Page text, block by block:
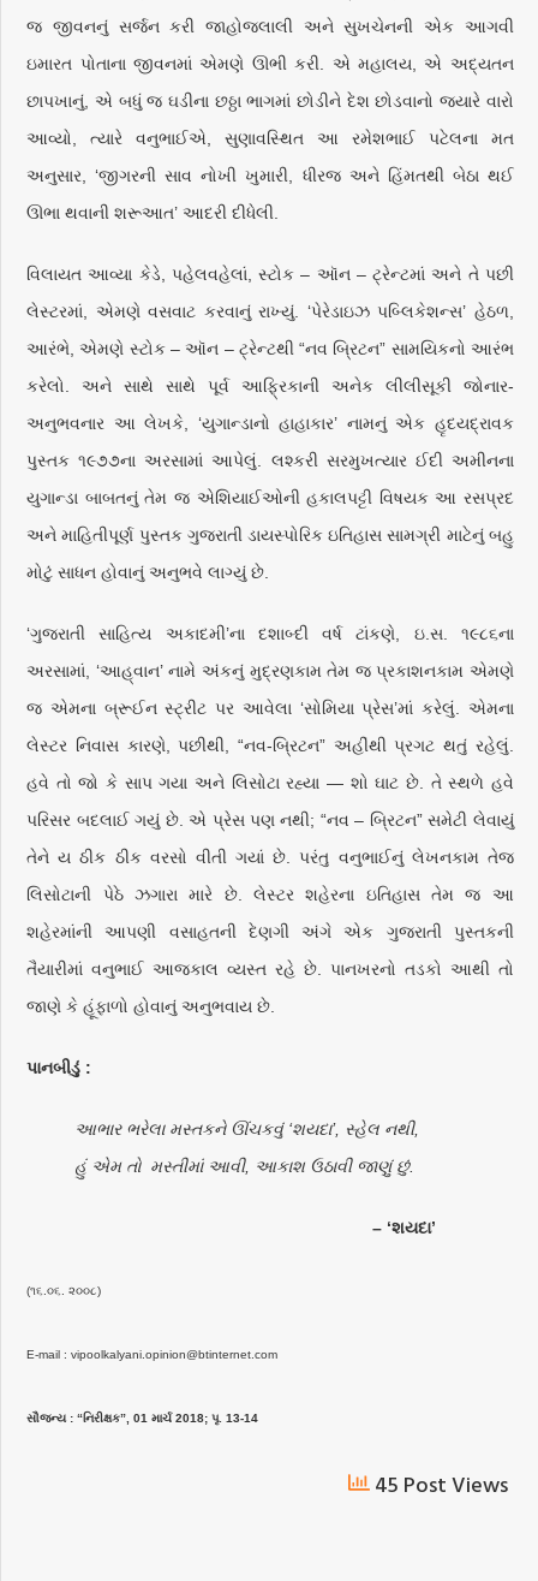
જ જીવનનું સર્જન કરી જાહોજલાલી અને સુખચેનની એક આગવી
ઇમારત પોતાના જીવનમાં એમણે ઊભી કરી. એ મહાલય, એ અદ્યતન
છાપખાનું, એ બધું જ ઘડીના છઠ્ઠા ભાગમાં છોડીને દેશ છોડવાનો જ્યારે વારો
આવ્યો, ત્યારે વનુભાઈએ, સુણાવસ્થિત આ રમેશભાઈ પટેલના મત
અનુસાર, ‘જીગરની સાવ નોખી ખુમારી, ધીરજ અને હિંમતથી બેઠા થઈ
ઊભા થવાની શરૂઆત’ આદરી દીધેલી.
વિલાયત આવ્યા કેડે, પહેલવહેલાં, સ્ટોક – ઑન – ટ્રેન્ટમાં અને તે પછી
લેસ્ટરમાં, એમણે વસવાટ કરવાનું રાખ્યું. ‘પેરેડાઇઝ પબ્લિકેશન્સ’ હેઠળ,
આરંભે, એમણે સ્ટોક – ઑન – ટ્રેન્ટથી “નવ બ્રિટન” સામયિકનો આરંભ
કરેલો. અને સાથે સાથે પૂર્વ આફ્રિકાની અનેક લીલીસૂકી જોનાર-
અનુભવનાર આ લેખકે, ‘યુગાન્ડાનો હાહાકાર’ નામનું એક હૃદયદ્રાવક
પુસ્તક ૧૯૭૭ના અરસામાં આપેલું. લશ્કરી સરમુખત્યાર ઈદી અમીનના
યુગાન્ડા બાબતનું તેમ જ એશિયાઈઓની હકાલપટ્ટી વિષયક આ રસપ્રદ
અને માહિતીપૂર્ણ પુસ્તક ગુજરાતી ડાયસ્પોરિક ઇતિહાસ સામગ્રી માટેનું બહુ
મોટું સાધન હોવાનું અનુભવે લાગ્યું છે.
‘ગુજરાતી સાહિત્ય અકાદમી’ના દશાબ્દી વર્ષ ટાંકણે, ઇ.સ. ૧૯૮૬ના
અરસામાં, ‘આહ્‌વાન’ નામે અંકનું મુદ્રણકામ તેમ જ પ્રકાશનકામ એમણે
જ એમના બ્રૂઈન સ્ટ્રીટ પર આવેલા ‘સોમિયા પ્રેસ’માં કરેલું. એમના
લેસ્ટર નિવાસ કારણે, પછીથી, “નવ-બ્રિટન” અહીંથી પ્રગટ થતું રહેલું.
હવે તો જો કે સાપ ગયા અને લિસોટા રહ્યા — શો ઘાટ છે. તે સ્થળે હવે
પરિસર બદલાઈ ગયું છે. એ પ્રેસ પણ નથી; “નવ – બ્રિટન” સમેટી લેવાયું
તેને ય ઠીક ઠીક વરસો વીતી ગયાં છે. પરંતુ વનુભાઈનું લેખનકામ તેજ
લિસોટાની પેઠે ઝગારા મારે છે. લેસ્ટર શહેરના ઇતિહાસ તેમ જ આ
શહેરમાંની આપણી વસાહતની દેણગી અંગે એક ગુજરાતી પુસ્તકની
તૈયારીમાં વનુભાઈ આજકાલ વ્યસ્ત રહે છે. પાનખરનો તડકો આથી તો
જાણે કે હૂંફાળો હોવાનું અનુભવાય છે.
પાનબીડું :
આભાર ભરેલા મસ્તકને ઊંચકવું ‘શયદા’, સ્હેલ નથી,
હું એમ તો મસ્તીમાં આવી, આકાશ ઉઠાવી જાણું છું.
– ‘શયદા’
(૧૬.૦૬. ૨૦૦૮)
E-mail : vipoolkalyani.opinion@btinternet.com
સૌજન્ય : “નિરીક્ષક”, 01 માર્ચ 2018; પૃ. 13-14
45 Post Views